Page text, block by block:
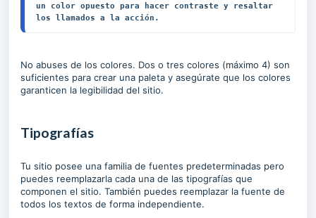
un color opuesto para hacer contraste y resaltar
los llamados a la acción.
No abuses de los colores. Dos o tres colores (máximo 4) son
suficientes para crear una paleta y asegúrate que los colores
garanticen la legibilidad del sitio.
Tipografías
Tu sitio posee una familia de fuentes predeterminadas pero
puedes reemplazarla cada una de las tipografías que
componen el sitio. También puedes reemplazar la fuente de
todos los textos de forma independiente.